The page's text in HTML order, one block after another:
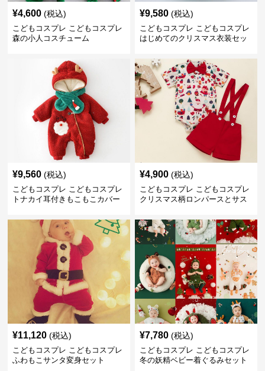
¥4,600 (税込)
こどもコスプレ こどもコスプレ
森の小人コスチューム
¥9,580 (税込)
こどもコスプレ こどもコスプレ
はじめてのクリスマス衣装セッ
¥9,560 (税込)
こどもコスプレ こどもコスプレ
トナカイ耳付きもこもこカバー
¥4,900 (税込)
こどもコスプレ こどもコスプレ
クリスマス柄ロンパースとサス
¥11,120 (税込)
こどもコスプレ こどもコスプレ
ふわもこサンタ変身セット
¥7,780 (税込)
こどもコスプレ こどもコスプレ
冬の妖精ベビー着ぐるみセット